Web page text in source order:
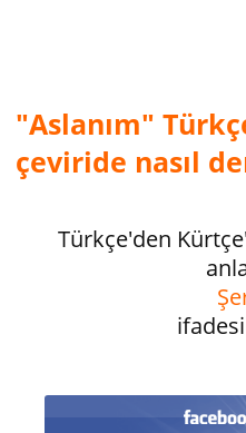
"Aslanım"
çeviride nasıl
Türkçe'den